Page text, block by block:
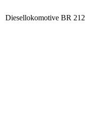
Diesellokomotive BR 212